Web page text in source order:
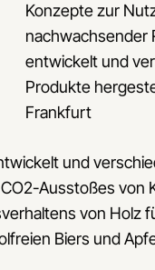
Konzepte zur
nachwachsender
entwickelt und
Produkte
Frankfurt
und
Ausstoßes von
von Holz
Biers und